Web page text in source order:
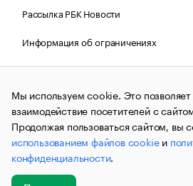
Рассылка РБК Новости
Информация об ограничениях
Правовая информация
О
© АО «РОСБИЗНЕСКОНСАЛТИНГ»,
и материалы информационного
(зарегистрировано Федеральной
связи, информационных технологий
коммуникаций (Роскомнадзор)
№ФС77-63848) сопровождаются
публикации могут содержать
не предназначенную для пользователей
Мы используем cookie. Это
взаимодействие посетителей с
Продолжая пользоваться сайтом, вы
использованием файлов cookieи
конфиденциальности.